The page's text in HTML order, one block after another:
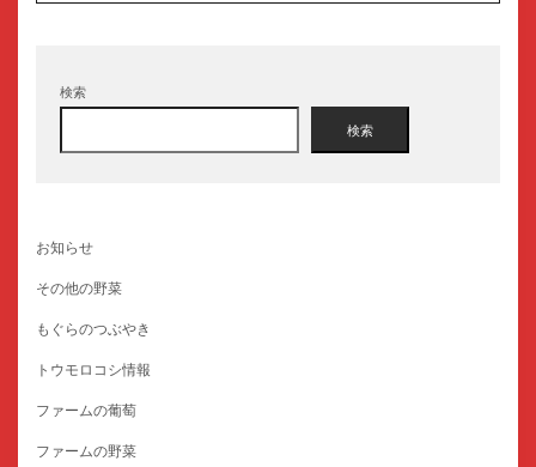
検索
検索
お知らせ
その他の野菜
もぐらのつぶやき
トウモロコシ情報
ファームの葡萄
ファームの野菜